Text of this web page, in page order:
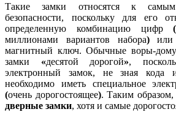
Такие замки относятся к
безопасности, поскольку для его
определенную комбинацию цифр(
миллионами вариантов набора)или
магнитный ключ. Обычные воры-
замки «десятой дорогой»,
электронный замок, не зная
необходимо иметь специальное
(очень дорогостоящее). Таким образом,
дверные замки, хотя и самые